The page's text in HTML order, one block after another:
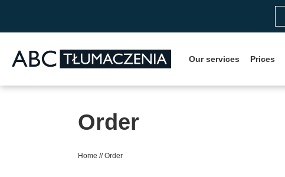
Our services Prices
Order
Home //Order